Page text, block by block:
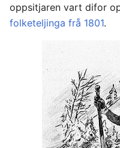
oppsitjaren vart difor
folketeljinga frå 1801.